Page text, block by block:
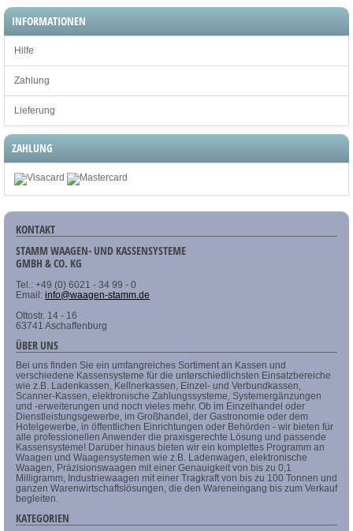
INFORMATIONEN
Hilfe
Zahlung
Lieferung
ZAHLUNG
KONTAKT
STAMM WAAGEN- UND KASSENSYSTEME
GMBH & CO. KG
Tel.: +49 (0) 6021 - 34 99 - 0
Email: info@waagen-stamm.de
Ottostr. 14 - 16
63741 Aschaffenburg
ÜBER UNS
Bei uns finden Sie ein umfangreiches Sortiment an Kassen und
verschiedene Kassensysteme für die unterschiedlichsten Einsatzbereiche
wie z.B. Ladenkassen, Kellnerkassen, Einzel- und Verbundkassen,
Scanner-Kassen, elektronische Zahlungssysteme, Systemergänzungen
und -erweiterungen und noch vieles mehr. Ob im Einzelhandel oder
Dienstleistungsgewerbe, im Großhandel, der Gastronomie oder dem
Hotelgewerbe, in öffentlichen Einrichtungen oder Behörden - wir bieten für
alle professionellen Anwender die praxisgerechte Lösung und passende
Kassensysteme! Darüber hinaus bieten wir ein komplettes Programm an
Waagen und Waagensystemen wie z.B. Ladenwagen, elektronische
Waagen, Präzisionswaagen mit einer Genauigkeit von bis zu 0,1
Milligramm, Industriewaagen mit einer Tragkraft von bis zu 100 Tonnen und
ganzen Warenwirtschaftslösungen, die den Wareneingang bis zum Verkauf
begleiten.
KATEGORIEN